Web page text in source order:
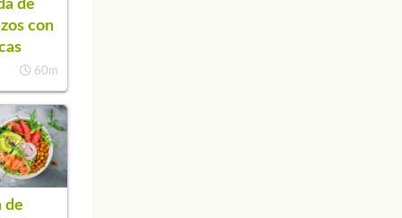
de
con
60m
de